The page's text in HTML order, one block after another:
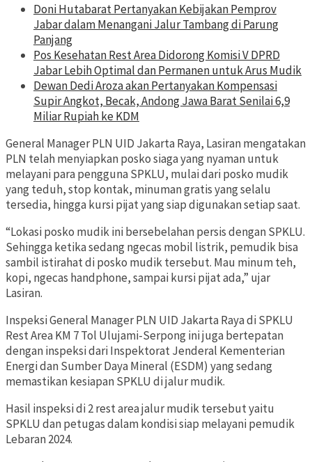
Doni Hutabarat Pertanyakan Kebijakan Pemprov
Jabar dalam Menangani Jalur Tambang di Parung
Panjang
Pos Kesehatan Rest Area Didorong Komisi V DPRD
Jabar Lebih Optimal dan Permanen untuk Arus Mudik
Dewan Dedi Aroza akan Pertanyakan Kompensasi
Supir Angkot, Becak, Andong Jawa Barat Senilai 6,9
Miliar Rupiah ke KDM
General Manager PLN UID Jakarta Raya, Lasiran mengatakan
PLN telah menyiapkan posko siaga yang nyaman untuk
melayani para pengguna SPKLU, mulai dari posko mudik
yang teduh, stop kontak, minuman gratis yang selalu
tersedia, hingga kursi pijat yang siap digunakan setiap saat.
“Lokasi posko mudik ini bersebelahan persis dengan SPKLU.
Sehingga ketika sedang ngecas mobil listrik, pemudik bisa
sambil istirahat di posko mudik tersebut. Mau minum teh,
kopi, ngecas handphone, sampai kursi pijat ada,” ujar
Lasiran.
Inspeksi General Manager PLN UID Jakarta Raya di SPKLU
Rest Area KM 7 Tol Ulujami-Serpong ini juga bertepatan
dengan inspeksi dari Inspektorat Jenderal Kementerian
Energi dan Sumber Daya Mineral (ESDM) yang sedang
memastikan kesiapan SPKLU di jalur mudik.
Hasil inspeksi di 2 rest area jalur mudik tersebut yaitu
SPKLU dan petugas dalam kondisi siap melayani pemudik
Lebaran 2024.